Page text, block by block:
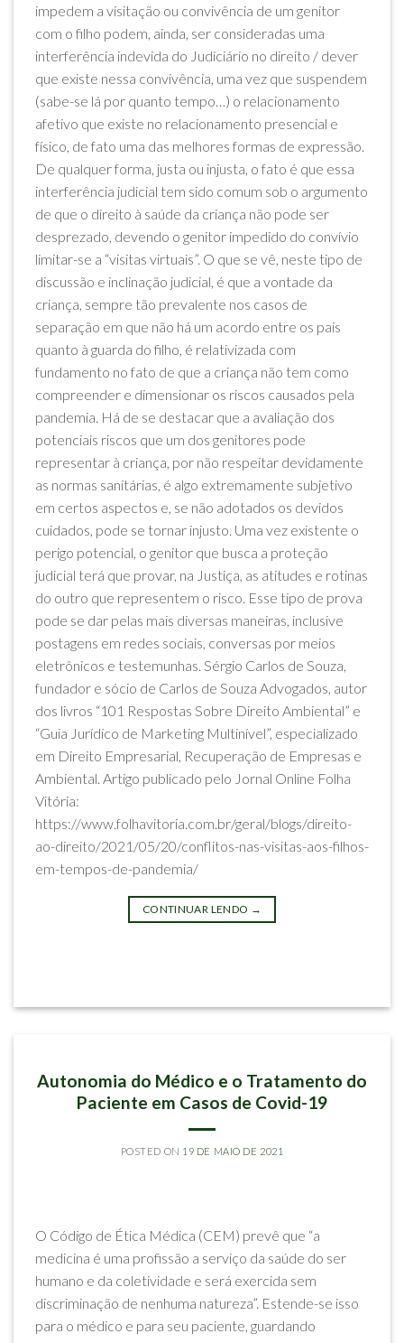
impedem a visitação ou convivência de um genitor
com o filho podem, ainda, ser consideradas uma
interferência indevida do Judiciário no direito / dever
que existe nessa convivência, uma vez que suspendem
(sabe-se lá por quanto tempo…) o relacionamento
afetivo que existe no relacionamento presencial e
físico, de fato uma das melhores formas de expressão.
De qualquer forma, justa ou injusta, o fato é que essa
interferência judicial tem sido comum sob o argumento
de que o direito à saúde da criança não pode ser
desprezado, devendo o genitor impedido do convívio
limitar-se a “visitas virtuais”. O que se vê, neste tipo de
discussão e inclinação judicial, é que a vontade da
criança, sempre tão prevalente nos casos de
separação em que não há um acordo entre os pais
quanto à guarda do filho, é relativizada com
fundamento no fato de que a criança não tem como
compreender e dimensionar os riscos causados pela
pandemia. Há de se destacar que a avaliação dos
potenciais riscos que um dos genitores pode
representar à criança, por não respeitar devidamente
as normas sanitárias, é algo extremamente subjetivo
em certos aspectos e, se não adotados os devidos
cuidados, pode se tornar injusto. Uma vez existente o
perigo potencial, o genitor que busca a proteção
judicial terá que provar, na Justiça, as atitudes e rotinas
do outro que representem o risco. Esse tipo de prova
pode se dar pelas mais diversas maneiras, inclusive
postagens em redes sociais, conversas por meios
eletrônicos e testemunhas. Sérgio Carlos de Souza,
fundador e sócio de Carlos de Souza Advogados, autor
dos livros “101 Respostas Sobre Direito Ambiental” e
“Guia Jurídico de Marketing Multinível”, especializado
em Direito Empresarial, Recuperação de Empresas e
Ambiental. Artigo publicado pelo Jornal Online Folha
Vitória:
https://www.folhavitoria.com.br/geral/blogs/direito-
ao-direito/2021/05/20/conflitos-nas-visitas-aos-filhos-
em-tempos-de-pandemia/
CONTINUAR LENDO →
Autonomia do Médico e o Tratamento do
Paciente em Casos de Covid-19
POSTED ON 19 DE MAIO DE 2021
O Código de Ética Médica (CEM) prevê que “a
medicina é uma profissão a serviço da saúde do ser
humano e da coletividade e será exercida sem
discriminação de nenhuma natureza”. Estende-se isso
para o médico e para seu paciente, guardando